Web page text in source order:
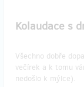
Kolaudace s
Všechno dobře
večírek a k tomu
nedošlo k mýlce).